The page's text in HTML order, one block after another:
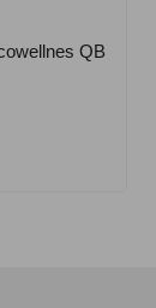
QB